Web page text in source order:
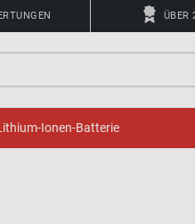
ÜBER
Ionen-Batterie